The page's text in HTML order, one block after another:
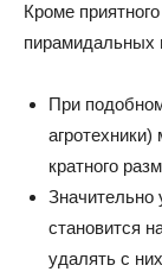
Кроме
пирамидальных
При
кратного
Значительно
становится
удалять с